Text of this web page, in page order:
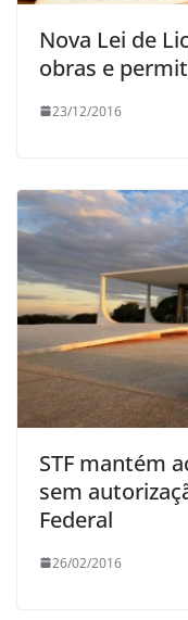
Nova Lei de
obras e
23/12/2016
STF mantém
sem
Federal
26/02/2016